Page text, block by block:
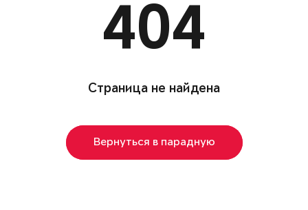
404
Страница не найдена
Вернуться в парадную